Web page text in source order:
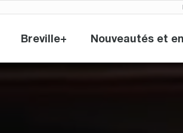
Breville+ Nouveautés et